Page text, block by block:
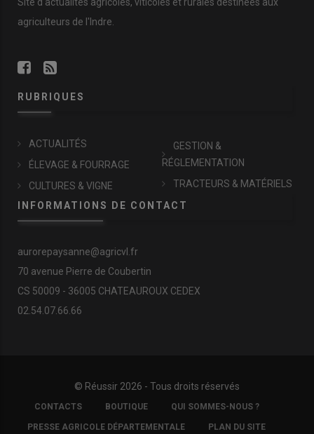
agriculteurs de l'Indre.
RUBRIQUES
ACTUALITÉS
ÉLEVAGE & FOURRAGE
CULTURES & VIGNE
GESTION &
RÉGLEMENTATION
TRACTEURS & MATÉRIELS
INFORMATIONS DE CONTACT
aurorepaysanne@agricvl.fr
70 avenue Pierre de Coubertin
CS 50009 - 36005 CHATEAUROUX CEDEX
02.54.07.66.66
© Réussir 2026 - Tous droits réservés
FOOTER
COPYRIGHT
CONTACTS BOUTIQUE QUI SOMMES-NOUS ?
PRESSE AGRICOLE DÉPARTEMENTALE PLAN DU SITE